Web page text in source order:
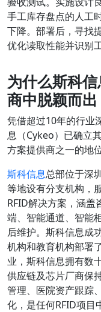
手工库存盘点的人工
下降。部署后，寻找
优化读取性能并识别
为什么斯科
商中脱颖而出
凭借超过10年的行业
息（Cykeo）已确立
方案提供商之一的地位
斯科信息总部位于深
等地设有分支机构，
RFID解决方案，涵
端、智能通道、智能
后维护。斯科信息成
机构和教育机构部署
业，斯科信息拥有数
供应链及芯片厂商保
管理、医院资产跟踪
化，是任何RFID项目